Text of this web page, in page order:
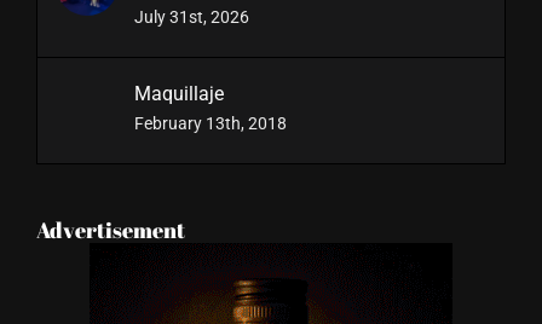
July 31st, 2026
Maquillaje
February 13th, 2018
Advertisement